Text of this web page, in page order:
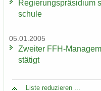
Re­gie­rungs­prä­si­di­um
schu­le
05.01.2005
Zwei­ter FFH-​
stä­tigt
Liste re­du­zie­ren ...